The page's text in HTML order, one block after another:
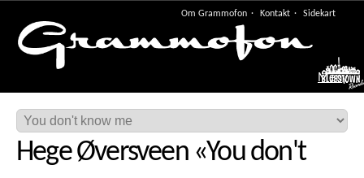
Om Grammofon Kontakt Sidekart
Meny
Hege Øversveen«You don't